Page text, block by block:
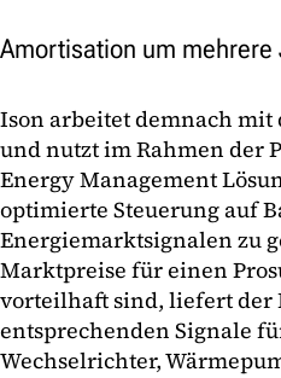
Amortisation um mehrere
Ison arbeitet demnach mit
und nutzt im Rahmen der
Energy Management
optimierte Steuerung auf
Energiemarktsignalen zu
Marktpreise für einen
vorteilhaft sind, liefert der
entsprechenden Signale
Wechselrichter,